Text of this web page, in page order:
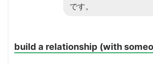
です。
build a relationship (with